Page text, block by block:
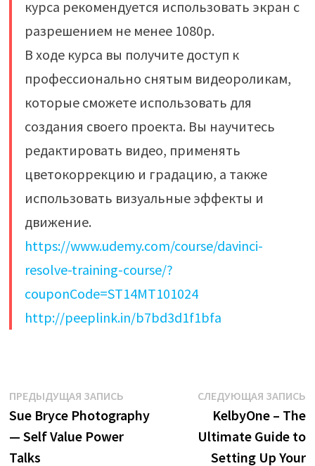
курса рекомендуется использовать экран с
разрешением не менее 1080p.
В ходе курса вы получите доступ к
профессионально снятым видеороликам,
которые сможете использовать для
создания своего проекта. Вы научитесь
редактировать видео, применять
цветокоррекцию и градацию, а также
использовать визуальные эффекты и
движение.
https://www.udemy.com/course/davinci-
resolve-training-course/?
couponCode=ST14MT101024
http://peeplink.in/b7bd3d1f1bfa
Навигация
по
записям
ПРЕДЫДУЩАЯ ЗАПИСЬПредыдущая
запись:
Sue Bryce Photography
— Self Value Power
Talks
СЛЕДУЮЩАЯ ЗАПИСЬ
KelbyOne – The
Ultimate Guide to
Setting Up Your